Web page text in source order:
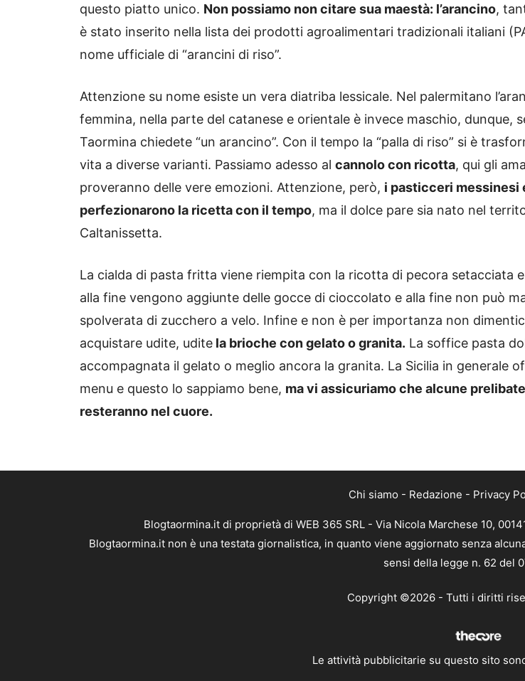
questo piatto unico. Non possiamo non citare sua maestà: l’arancino,
è stato inserito nella lista dei prodotti agroalimentari tradizionali italiani
nome ufficiale di “arancini di riso”.
Attenzione su nome esiste un vera diatriba lessicale. Nel palermitano
femmina, nella parte del catanese e orientale è invece maschio, dunque,
Taormina chiedete “un arancino”. Con il tempo la “palla di riso” si è
vita a diverse varianti. Passiamo adesso al cannolo con ricotta, qui gli
proveranno delle vere emozioni. Attenzione, però, i pasticceri messinesi
perfezionarono la ricetta con il tempo, ma il dolce pare sia nato nel
Caltanissetta.
La cialda di pasta fritta viene riempita con la ricotta di pecora setacciata
alla fine vengono aggiunte delle gocce di cioccolato e alla fine non può
spolverata di zucchero a velo. Infine e non è per importanza non
acquistare udite, udite la brioche con gelato o granita. La soffice pasta
accompagnata il gelato o meglio ancora la granita. La Sicilia in generale
menu e questo lo sappiamo bene, ma vi assicuriamo che alcune
resteranno nel cuore.
Chi siamo - Redazione - Privacy
Blogtaormina.it di proprietà di WEB 365 SRL - Via Nicola Marchese 10,
Blogtaormina.it non è una testata giornalistica, in quanto viene aggiornato senza
sensi della legge n. 62 del
Copyright ©2026 - Tutti i diritti
Le attività pubblicitarie su questo sito